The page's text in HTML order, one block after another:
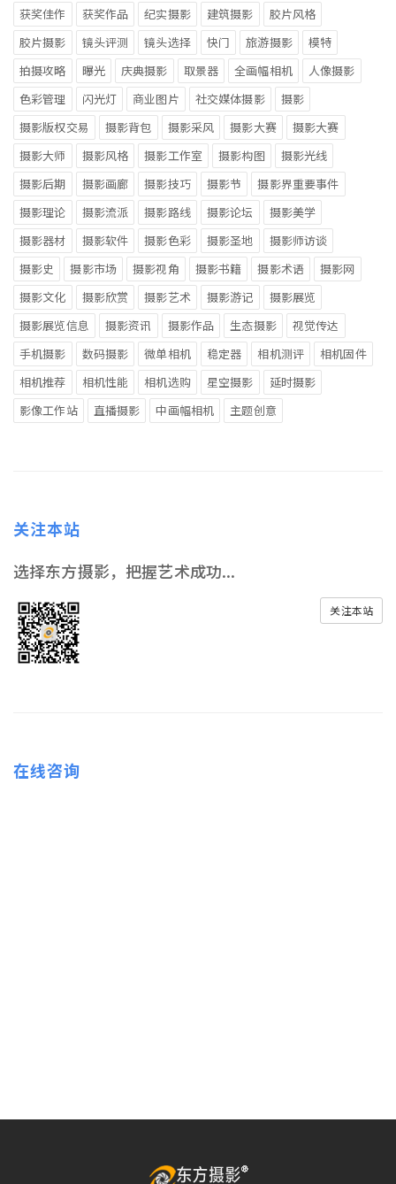
获奖佳作
获奖作品 纪实摄影 建筑摄影
胶片风格
胶片摄影
镜头评测 镜头选择 快门 旅游摄影
模特
拍摄攻略
曝光 庆典摄影 取景器 全画幅相机
人像摄影
色彩管理
闪光灯 商业图片 社交媒体摄影
摄影
摄影版权交易
摄影背包 摄影采风 摄影大赛
摄影大赛
摄影大师
摄影风格 摄影工作室 摄影构图
摄影光线
摄影后期
摄影画廊 摄影技巧 摄影节
摄影界重要事件
摄影理论
摄影流派 摄影路线 摄影论坛
摄影美学
摄影器材
摄影软件 摄影色彩 摄影圣地
摄影师访谈
摄影史
摄影市场 摄影视角 摄影书籍 摄影术语
摄影网
摄影文化
摄影欣赏 摄影艺术 摄影游记
摄影展览
摄影展览信息
摄影资讯 摄影作品 生态摄影
视觉传达
手机摄影
数码摄影 微单相机 稳定器 相机测评
相机固件
相机推荐
相机性能 相机选购 星空摄影
延时摄影
影像工作站
直播摄影 中画幅相机 主题创意
关注本站
选择东方摄影，把握艺术成功...
关注本站
在线咨询